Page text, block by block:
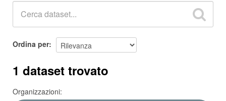
Ordina per
1 dataset trovato
Organizzazioni: